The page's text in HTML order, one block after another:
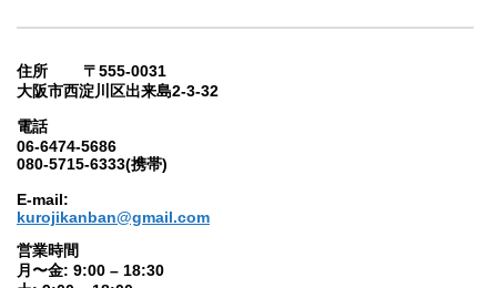
住所 〒555-0031
大阪市西淀川区出来島2-3-32
電話
06-6474-5686
080-5715-6333(携帯)
E-mail:
kurojikanban@gmail.com
営業時間
月〜金: 9:00 – 18:30